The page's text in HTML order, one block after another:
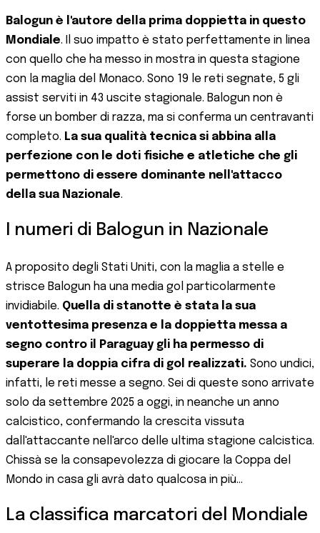
Balogun è l'autore della prima doppietta in questo
Mondiale. Il suo impatto è stato perfettamente in linea
con quello che ha messo in mostra in questa stagione
con la maglia del Monaco. Sono 19 le reti segnate, 5 gli
assist serviti in 43 uscite stagionale. Balogun non è
forse un bomber di razza, ma si conferma un centravanti
completo. La sua qualità tecnica si abbina alla
perfezione con le doti fisiche e atletiche che gli
permettono di essere dominante nell'attacco
della sua Nazionale.
I numeri di Balogun in Nazionale
A proposito degli Stati Uniti, con la maglia a stelle e
strisce Balogun ha una media gol particolarmente
invidiabile. Quella di stanotte è stata la sua
ventottesima presenza e la doppietta messa a
segno contro il Paraguay gli ha permesso di
superare la doppia cifra di gol realizzati. Sono undici,
infatti, le reti messe a segno. Sei di queste sono arrivate
solo da settembre 2025 a oggi, in neanche un anno
calcistico, confermando la crescita vissuta
dall'attaccante nell'arco delle ultima stagione calcistica.
Chissà se la consapevolezza di giocare la Coppa del
Mondo in casa gli avrà dato qualcosa in più...
La classifica marcatori del Mondiale